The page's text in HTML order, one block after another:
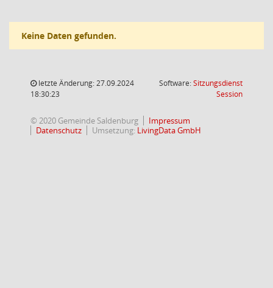
Keine Daten gefunden.
letzte Änderung: 27.09.2024
18:30:23
Software:Sitzungsdienst
Session(Wird in
© 2020 Gemeinde Saldenburg
Impressum
Datenschutz
Umsetzung: LivingData GmbH